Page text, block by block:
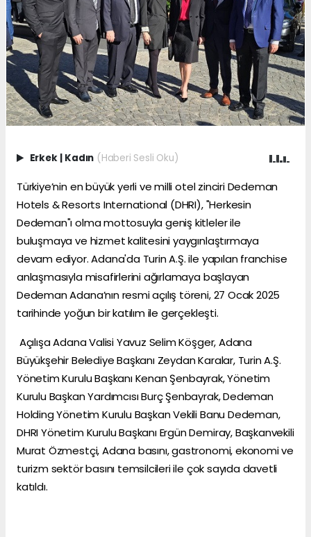
Erkek | Kadın (Haberi Sesli Oku)
Türkiye’nin en büyük yerli ve milli otel zinciri Dedeman
Hotels & Resorts International (DHRI), "Herkesin
Dedeman"ı olma mottosuyla geniş kitleler ile
buluşmaya ve hizmet kalitesini yaygınlaştırmaya
devam ediyor. Adana'da Turin A.Ş. ile yapılan franchise
anlaşmasıyla misafirlerini ağırlamaya başlayan
Dedeman Adana’nın resmi açılış töreni, 27 Ocak 2025
tarihinde yoğun bir katılım ile gerçekleşti.
Açılışa Adana Valisi Yavuz Selim Köşger, Adana
Büyükşehir Belediye Başkanı Zeydan Karalar, Turin A.Ş.
Yönetim Kurulu Başkanı Kenan Şenbayrak, Yönetim
Kurulu Başkan Yardımcısı Burç Şenbayrak, Dedeman
Holding Yönetim Kurulu Başkan Vekili Banu Dedeman,
DHRI Yönetim Kurulu Başkanı Ergün Demiray, Başkanvekili
Murat Özmestçi, Adana basını, gastronomi, ekonomi ve
turizm sektör basını temsilcileri ile çok sayıda davetli
katıldı.